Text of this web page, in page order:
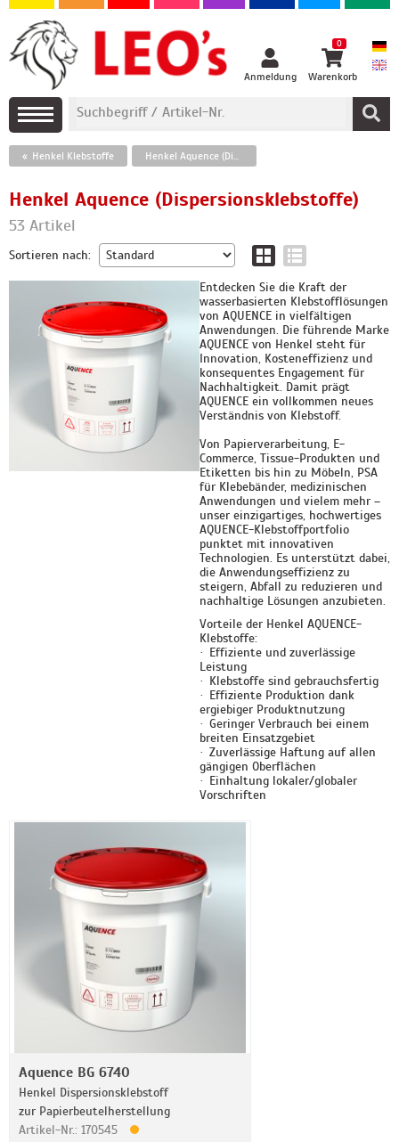
Anmeldung
0
Warenkorb
Henkel Klebstoffe Henkel Aquence (Dispersionsklebstoffe)
Henkel Aquence (Dispersionsklebstoffe)
53 Artikel
Sortieren nach:
Entdecken Sie die Kraft der
wasserbasierten Klebstofflösungen
von AQUENCE in vielfältigen
Anwendungen. Die führende Marke
AQUENCE von Henkel steht für
Innovation, Kosteneffizienz und
konsequentes Engagement für
Nachhaltigkeit. Damit prägt
AQUENCE ein vollkommen neues
Verständnis von Klebstoff.
Von Papierverarbeitung, E-
Commerce, Tissue-Produkten und
Etiketten bis hin zu Möbeln, PSA
für Klebebänder, medizinischen
Anwendungen und vielem mehr –
unser einzigartiges, hochwertiges
AQUENCE-Klebstoffportfolio
punktet mit innovativen
Technologien. Es unterstützt dabei,
die Anwendungseffizienz zu
steigern, Abfall zu reduzieren und
nachhaltige Lösungen anzubieten.
Vorteile der Henkel AQUENCE-
Klebstoffe:
· Effiziente und zuverlässige
Leistung
· Klebstoffe sind gebrauchsfertig
· Effiziente Produktion dank
ergiebiger Produktnutzung
· Geringer Verbrauch bei einem
breiten Einsatzgebiet
· Zuverlässige Haftung auf allen
gängigen Oberflächen
· Einhaltung lokaler/globaler
Vorschriften
Aquence BG 6740
Henkel Dispersionsklebstoff
zur Papierbeutelherstellung
Artikel-Nr.: 170545